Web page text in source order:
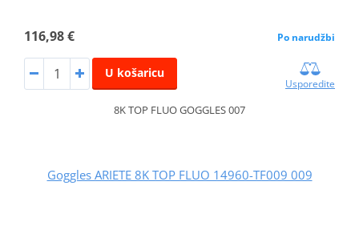
116,98 € Po narudžbi
U košaricu
Usporedite
8K TOP FLUO GOGGLES 007
Goggles ARIETE 8K TOP FLUO 14960-TF009 009